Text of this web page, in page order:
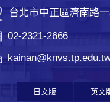
台北市中正區濟南路
02-2321-2666
日文版 英文